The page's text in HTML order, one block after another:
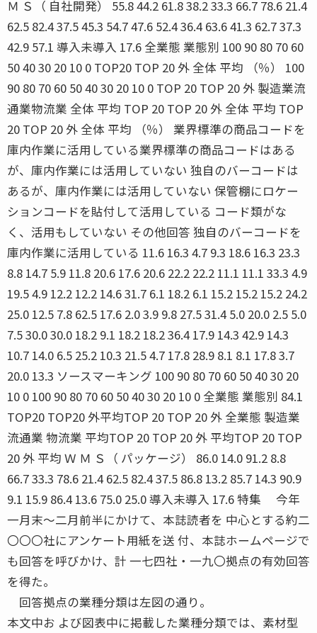
Ｍ Ｓ（ 自社開発） 55.8 44.2 61.8 38.2 33.3 66.7 78.6 21.4
62.5 82.4 37.5 45.3 54.7 47.6 52.4 36.4 63.6 41.3 62.7 37.3
42.9 57.1 導入未導入 17.6 全業態 業態別 100 90 80 70 60
50 40 30 20 10 0 TOP20 TOP 20 外 全体 平均 （％） 100
90 80 70 60 50 40 30 20 10 0 TOP 20 TOP 20 外 製造業流
通業物流業 全体 平均 TOP 20 TOP 20 外 全体 平均 TOP
20 TOP 20 外 全体 平均 （％） 業界標準の商品コードを
庫内作業に活用している業界標準の商品コードはある
が、庫内作業には活用していない 独自のバーコードは
あるが、庫内作業には活用していない 保管棚にロケー
ションコードを貼付して活用している コード類がな
く、活用もしていない その他回答 独自のバーコードを
庫内作業に活用している 11.6 16.3 4.7 9.3 18.6 16.3 23.3
8.8 14.7 5.9 11.8 20.6 17.6 20.6 22.2 22.2 11.1 11.1 33.3 4.9
19.5 4.9 12.2 12.2 14.6 31.7 6.1 18.2 6.1 15.2 15.2 15.2 24.2
25.0 12.5 7.8 62.5 17.6 2.0 3.9 9.8 27.5 31.4 5.0 20.0 2.5 5.0
7.5 30.0 30.0 18.2 9.1 18.2 18.2 36.4 17.9 14.3 42.9 14.3
10.7 14.0 6.5 25.2 10.3 21.5 4.7 17.8 28.9 8.1 8.1 17.8 3.7
20.0 13.3 ソースマーキング 100 90 80 70 60 50 40 30 20
10 0 100 90 80 70 60 50 40 30 20 10 0 全業態 業態別 84.1
TOP20 TOP20 外平均TOP 20 TOP 20 外 全業態 製造業
流通業 物流業 平均TOP 20 TOP 20 外 平均TOP 20 TOP
20 外 平均 Ｗ Ｍ Ｓ（ パッケージ） 86.0 14.0 91.2 8.8
66.7 33.3 78.6 21.4 62.5 82.4 37.5 86.8 13.2 85.7 14.3 90.9
9.1 15.9 86.4 13.6 75.0 25.0 導入未導入 17.6 特集 今年
一月末〜二月前半にかけて、本誌読者を 中心とする約二
〇〇〇社にアンケート用紙を送 付、本誌ホームページで
も回答を呼びかけ、計 一七四社・一九〇拠点の有効回答
を得た。
回答拠点の業種分類は左図の通り。
本文中お よび図表中に掲載した業種分類では、素材型